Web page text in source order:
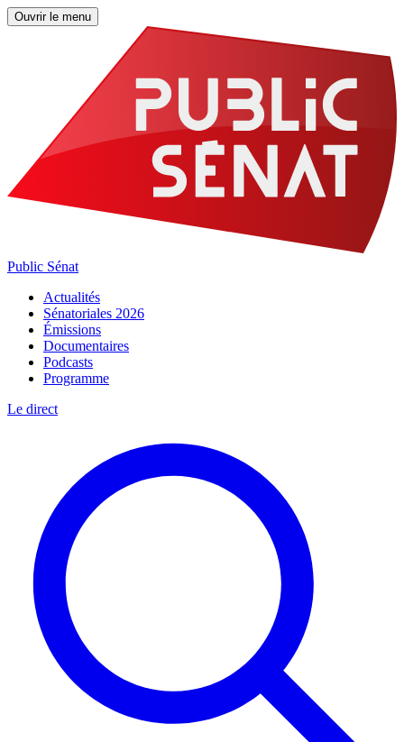
Ouvrir le menu
Public Sénat
Actualités
Sénatoriales 2026
Émissions
Documentaires
Podcasts
Programme
Le direct